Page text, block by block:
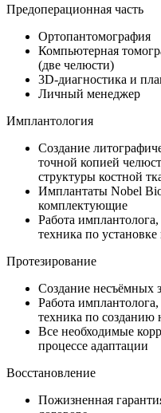
Предоперационная часть
Ортопантомография
Компьютерная
(две челюсти)
3D-диагностика и
Личный менеджер
Имплантология
Создание
точной копией
структуры костной
Имплантаты Nobel
комплектующие
Работа
техника по
Протезирование
Создание несъёмных
Работа
техника по созданию
Все необходимые
процессе адаптации
Восстановление
Пожизненная